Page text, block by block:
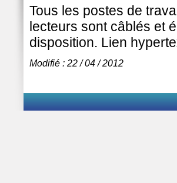
Tous les postes de
lecteurs sont câblés et
disposition. Lien
Modifié : 22 / 04 / 2012